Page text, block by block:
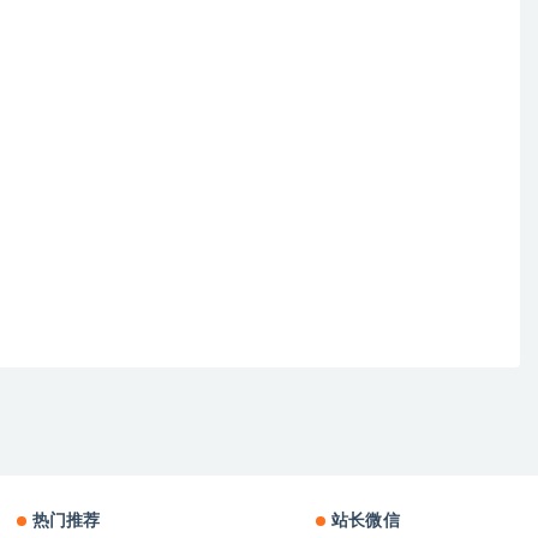
热门推荐 站长微信